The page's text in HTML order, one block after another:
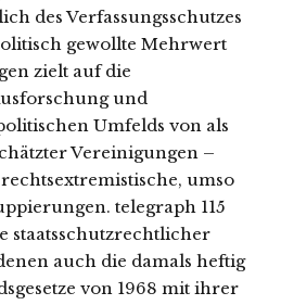
des Verfassungsschutzes
gewollte Mehrwert
zielt auf die
und
Umfelds von als
Vereinigungen –
umso
telegraph 115
staatsschutzrechtlicher
auch die damals heftig
von 1968 mit ihrer